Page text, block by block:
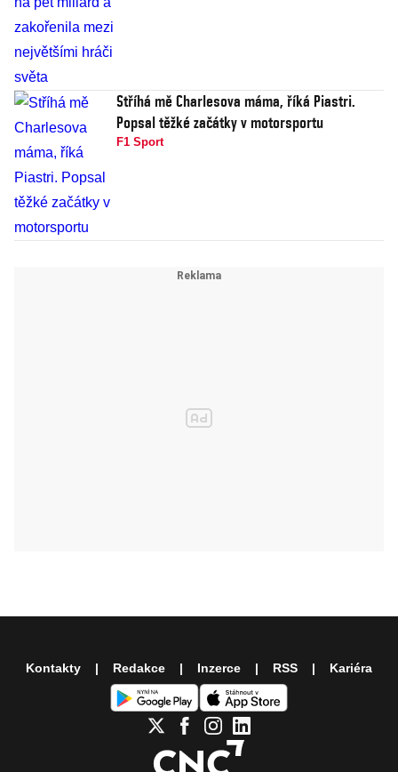
Stříhá mě Charlesova máma, říká Piastri.
Popsal těžké začátky v motorsportu
F1 Sport
Kontakty Redakce Inzerce RSS Kariéra